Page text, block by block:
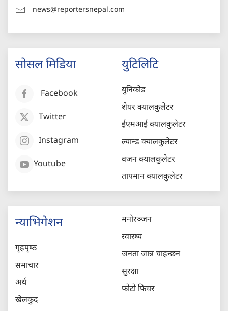
news@reportersnepal.com
सोसल मिडिया
Facebook
Twitter
Instagram
Youtube
युटिलिटि
युनिकोड
शेयर क्यालकुलेटर
ईएमआई क्यालकुलेटर
ल्यान्ड क्यालकुलेटर
वजन क्यालकुलेटर
तापमान क्यालकुलेटर
न्याभिगेशन
गृहपृष्‍ठ
समाचार
अर्थ
खेलकुद
मनोरञ्जन
स्वास्थ्य
जनता जान्न चाहन्छन
सुरक्षा
फोटो फिचर